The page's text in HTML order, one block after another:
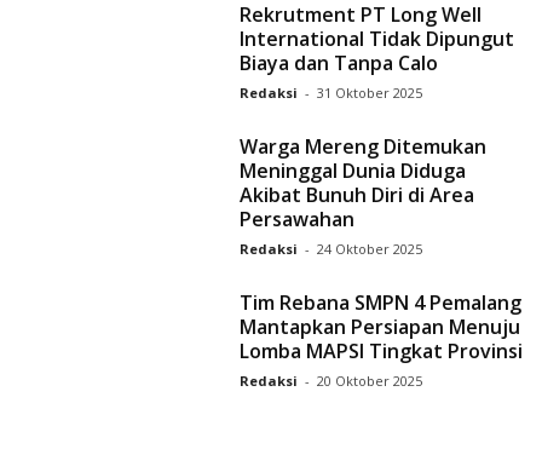
Rekrutment PT Long Well
International Tidak Dipungut
Biaya dan Tanpa Calo
Redaksi - 31 Oktober 2025
Warga Mereng Ditemukan
Meninggal Dunia Diduga
Akibat Bunuh Diri di Area
Persawahan
Redaksi - 24 Oktober 2025
Tim Rebana SMPN 4 Pemalang
Mantapkan Persiapan Menuju
Lomba MAPSI Tingkat Provinsi
Redaksi - 20 Oktober 2025